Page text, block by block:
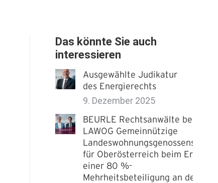
Das könnte Sie auch
interessieren
Ausgewählte Judikatur
des Energierechts
9. Dezember 2025
BEURLE Rechtsanwälte beriet
LAWOG Gemeinnützige
Landeswohnungsgenossenschaft
für Oberösterreich beim Erwerb
einer 80 %-
Mehrheitsbeteiligung an der